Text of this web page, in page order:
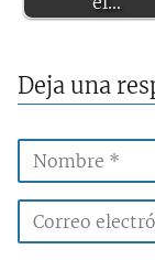
Deja una